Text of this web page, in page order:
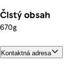
Čistý obsah
670g
Kontaktná adresa